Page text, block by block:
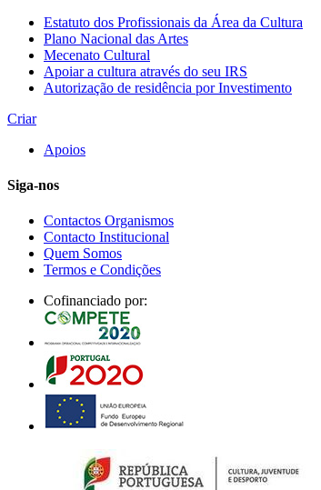
Estatuto dos Profissionais da Área da Cultura
Plano Nacional das Artes
Mecenato Cultural
Apoiar a cultura através do seu IRS
Autorização de residência por Investimento
Criar
Apoios
Siga-nos
Contactos Organismos
Contacto Institucional
Quem Somos
Termos e Condições
Cofinanciado por: